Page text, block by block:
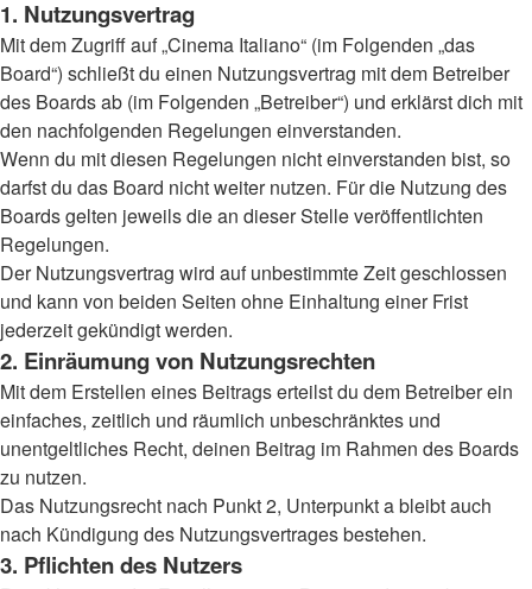
1. Nutzungsvertrag
Mit dem Zugriff auf „Cinema Italiano“ (im Folgenden „das
Board“) schließt du einen Nutzungsvertrag mit dem Betreiber
des Boards ab (im Folgenden „Betreiber“) und erklärst dich mit
den nachfolgenden Regelungen einverstanden.
Wenn du mit diesen Regelungen nicht einverstanden bist, so
darfst du das Board nicht weiter nutzen. Für die Nutzung des
Boards gelten jeweils die an dieser Stelle veröffentlichten
Regelungen.
Der Nutzungsvertrag wird auf unbestimmte Zeit geschlossen
und kann von beiden Seiten ohne Einhaltung einer Frist
jederzeit gekündigt werden.
2. Einräumung von Nutzungsrechten
Mit dem Erstellen eines Beitrags erteilst du dem Betreiber ein
einfaches, zeitlich und räumlich unbeschränktes und
unentgeltliches Recht, deinen Beitrag im Rahmen des Boards
zu nutzen.
Das Nutzungsrecht nach Punkt 2, Unterpunkt a bleibt auch
nach Kündigung des Nutzungsvertrages bestehen.
3. Pflichten des Nutzers